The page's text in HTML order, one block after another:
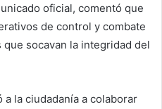
oficial, comentó que
de control y combate
socavan la integridad del
la ciudadanía a colaborar